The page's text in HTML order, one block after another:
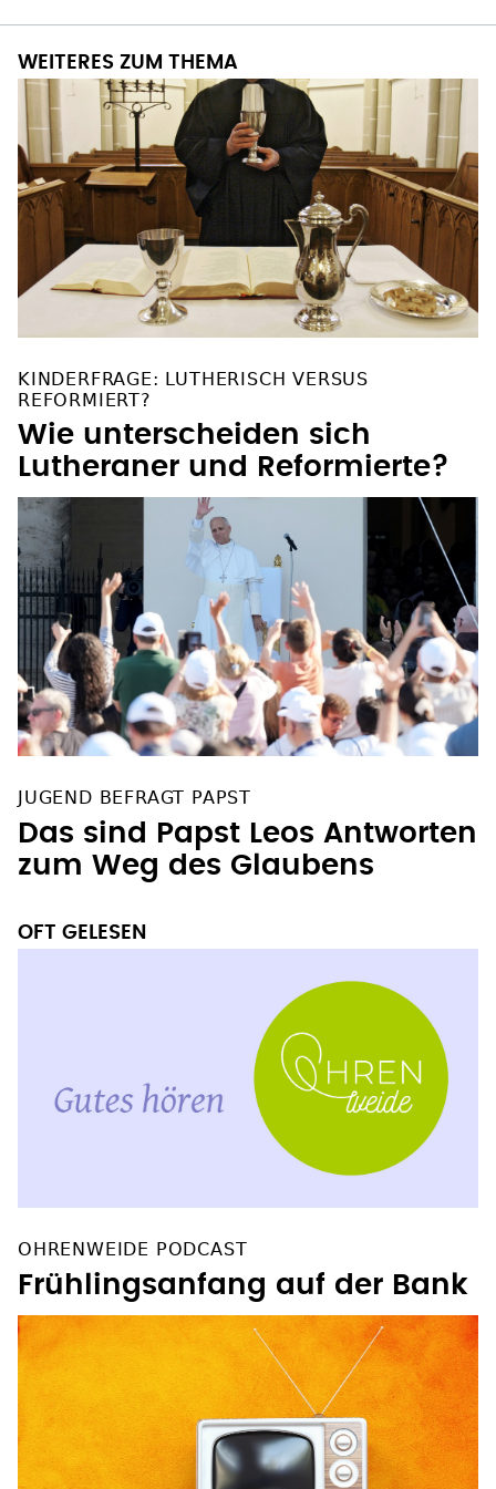
WEITERES ZUM THEMA
KINDERFRAGE: LUTHERISCH VERSUS
REFORMIERT?
Wie unterscheiden sich
Lutheraner und Reformierte?
JUGEND BEFRAGT PAPST
Das sind Papst Leos Antworten
zum Weg des Glaubens
OFT GELESEN
OHRENWEIDE PODCAST
Frühlingsanfang auf der Bank